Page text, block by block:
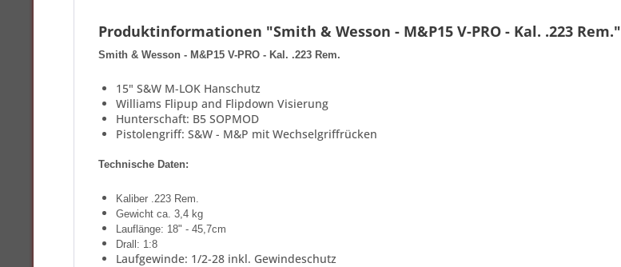
Produktinformationen "Smith & Wesson - M&P15 V-PRO - Kal. .223 Rem."
Smith & Wesson - M&P15 V-PRO - Kal. .223 Rem.
15" S&W M-LOK Hanschutz
Williams Flipup and Flipdown Visierung
Hunterschaft: B5 SOPMOD
Pistolengriff: S&W - M&P mit Wechselgriffrücken
Technische Daten:
Kaliber .223 Rem.
Gewicht ca. 3,4 kg
Lauflänge: 18" - 45,7cm
Drall: 1:8
Laufgewinde: 1/2-28 inkl. Gewindeschutz